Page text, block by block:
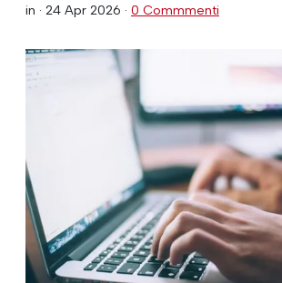
in · 24 Apr 2026 · 0 Commmenti